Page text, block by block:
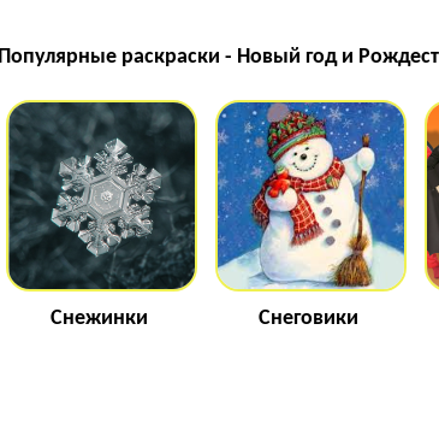
Популярные раскраски - Новый год и
Снежинки Снеговики